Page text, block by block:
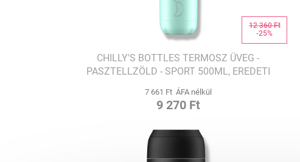
12 360 Ft
-25%
CHILLY'S BOTTLES TERMOSZ ÜVEG -
PASZTELLZÖLD - SPORT 500ML, EREDETI
7 661 Ft ÁFA nélkül
9 270 Ft